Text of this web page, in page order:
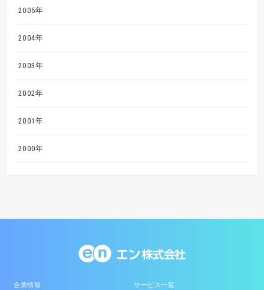
2005年
2004年
2003年
2002年
2001年
2000年
企業情報 サービス一覧